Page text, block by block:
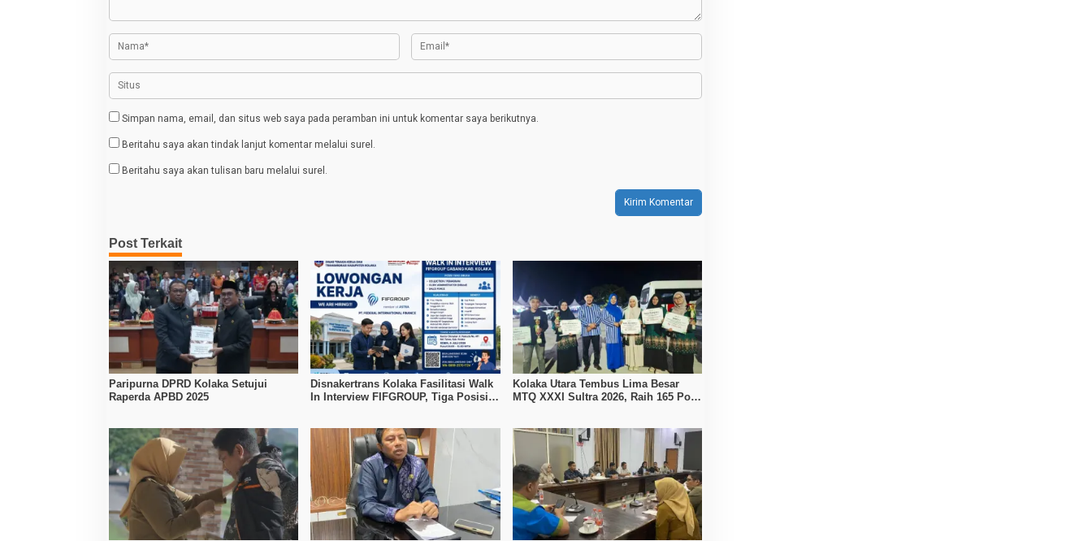
p
o
s
Simpan nama, email, dan situs web saya pada peramban ini untuk komentar saya berikutnya.
Beritahu saya akan tindak lanjut komentar melalui surel.
Beritahu saya akan tulisan baru melalui surel.
Post Terkait
Paripurna DPRD Kolaka Setujui
Raperda APBD 2025
Disnakertrans Kolaka Fasilitasi Walk
In Interview FIFGROUP, Tiga Posisi
Kolaka Utara Tembus Lima Besar
MTQ XXXI Sultra 2026, Raih 165 Poin